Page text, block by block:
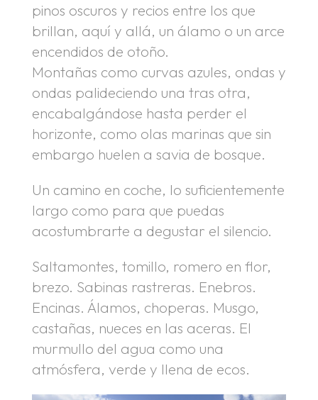
pinos oscuros y recios entre los que
brillan, aquí y allá, un álamo o un arce
encendidos de otoño.
Montañas como curvas azules, ondas y
ondas palideciendo una tras otra,
encabalgándose hasta perder el
horizonte, como olas marinas que sin
embargo huelen a savia de bosque.
Un camino en coche, lo suficientemente
largo como para que puedas
acostumbrarte a degustar el silencio.
Saltamontes, tomillo, romero en flor,
brezo. Sabinas rastreras. Enebros.
Encinas. Álamos, choperas. Musgo,
castañas, nueces en las aceras. El
murmullo del agua como una
atmósfera, verde y llena de ecos.